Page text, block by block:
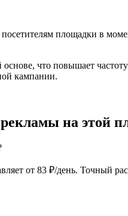
площадки в
что повышает
кампании.
на этой
от 83 ₽/день. Точный